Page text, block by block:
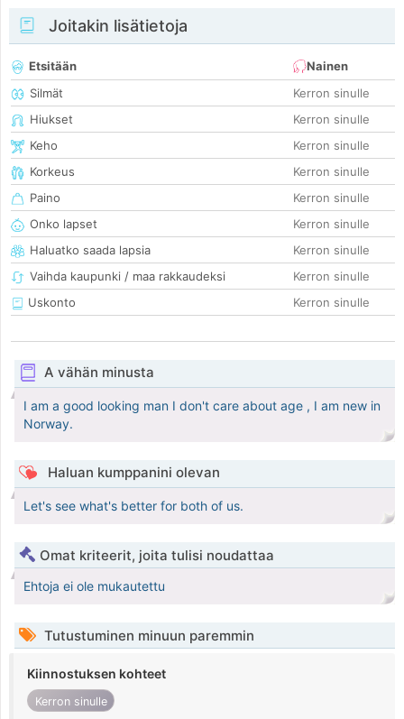
Joitakin lisätietoja
Etsitään
Nainen
Silmät
Kerron sinulle
Hiukset
Kerron sinulle
Keho
Kerron sinulle
Korkeus
Kerron sinulle
Paino
Kerron sinulle
Onko lapset
Kerron sinulle
Haluatko saada lapsia
Kerron sinulle
Vaihda kaupunki / maa rakkaudeksi
Kerron sinulle
Uskonto
Kerron sinulle
A vähän minusta
I am a good looking man I don't care about age , I am new in
Norway.
Haluan kumppanini olevan
Let's see what's better for both of us.
Omat kriteerit, joita tulisi noudattaa
Ehtoja ei ole mukautettu
Tutustuminen minuun paremmin
Kiinnostuksen kohteet
Kerron sinulle